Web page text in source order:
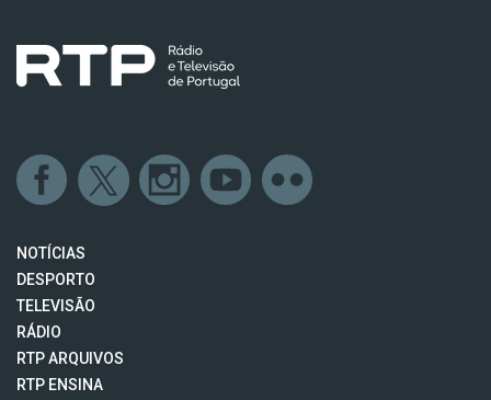
NOTÍCIAS
DESPORTO
TELEVISÃO
RÁDIO
RTP ARQUIVOS
RTP ENSINA